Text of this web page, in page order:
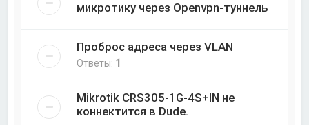
микротику через Openvpn-туннель
Проброс адреса через VLAN
Ответы: 1
Mikrotik CRS305-1G-4S+IN не
коннектится в Dude.